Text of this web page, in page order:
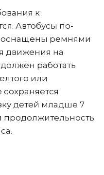
к
Автобусы по-
ремнями
движения на
работать
или
детей младше 7
продолжительность